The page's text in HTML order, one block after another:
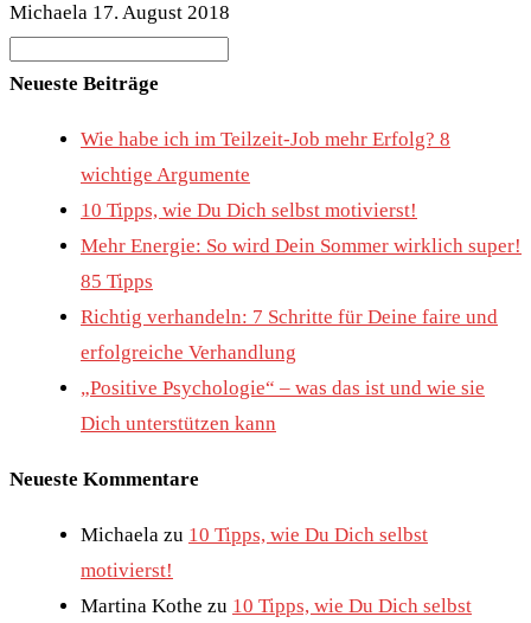
Michaela 17. August 2018
for:
Neueste Beiträge
Wie habe ich im Teilzeit-Job mehr Erfolg? 8
wichtige Argumente
10 Tipps, wie Du Dich selbst motivierst!
Mehr Energie: So wird Dein Sommer wirklich super!
85 Tipps
Richtig verhandeln: 7 Schritte für Deine faire und
erfolgreiche Verhandlung
„Positive Psychologie“ – was das ist und wie sie
Dich unterstützen kann
Neueste Kommentare
Michaela zu 10 Tipps, wie Du Dich selbst
motivierst!
Martina Kothe zu 10 Tipps, wie Du Dich selbst